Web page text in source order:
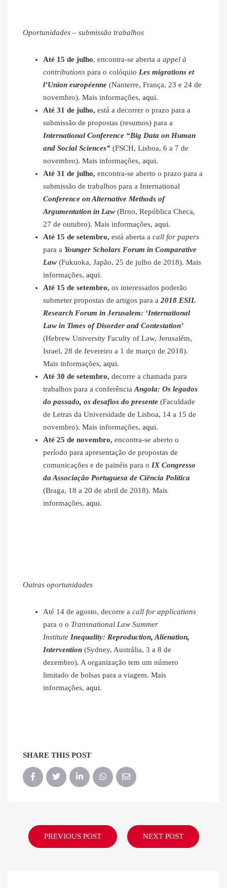
Oportunidades – submissão trabalhos
Até 15 de julho, encontra-se aberta a appel à
contributions para o colóquio Les migrations et
l’Union européenne (Nanterre, França, 23 e 24 de
novembro). Mais informações, aqui.
Até 31 de julho, está a decorrer o prazo para a
submissão de propostas (resumos) para a
International Conference “Big Data on Human
and Social Sciences” (FSCH, Lisboa, 6 a 7 de
novembro). Mais informações, aqui.
Até 31 de julho, encontra-se aberto o prazo para a
submissão de trabalhos para a International
Conference on Alternative Methods of
Argumentation in Law (Brno, República Checa,
27 de outubro). Mais informações, aqui.
Até 15 de setembro, está aberta a call for papers
para a Younger Scholars Forum in Comparative
Law (Fukuoka, Japão, 25 de julho de 2018). Mais
informações, aqui.
Até 15 de setembro, os interessados poderão
submeter propostas de artigos para a 2018 ESIL
Research Forum in Jerusalem: ‘International
Law in Times of Disorder and Contestation’
(Hebrew University Faculty of Law, Jerusalém,
Israel, 28 de fevereiro a 1 de março de 2018).
Mais informações, aqui.
Até 30 de setembro, decorre a chamada para
trabalhos para a conferênciaAngola: Os legados
do passado, os desafios do presente (Faculdade
de Letras da Universidade de Lisboa, 14 a 15 de
novembro). Mais informações, aqui.
Até 25 de novembro, encontra-se aberto o
período para apresentação de propostas de
comunicações e de painéis para o IX Congresso
da Associação Portuguesa de Ciência Política
(Braga, 18 a 20 de abril de 2018). Mais
informações, aqui.
Outras oportunidades
Até 14 de agosto, decorre a call for applications
para o o Transnational Law Summer
Institute Inequality: Reproduction, Alienation,
Intervention (Sydney, Austrália, 3 a 8 de
dezembro). A organização tem um número
limitado de bolsas para a viagem. Mais
informações, aqui.
SHARE THIS POST
PREVIOUS POST NEXT POST